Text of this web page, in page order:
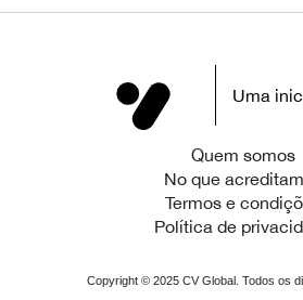
Uma
Quem somos
No que
Termos e
Política de
Copyright © 2025 CV Global. Todos os